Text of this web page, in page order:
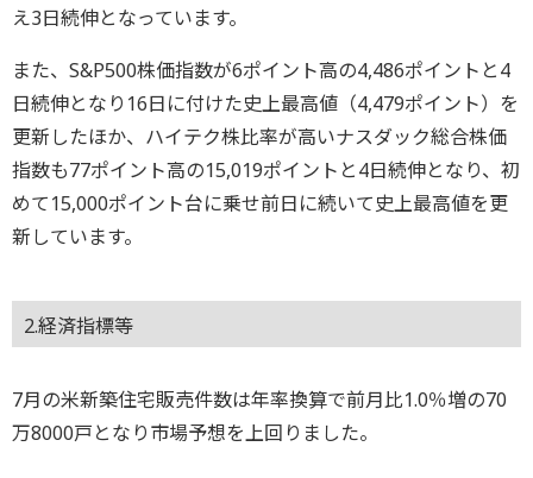
え3日続伸となっています。
また、S&P500株価指数が6ポイント高の4,486ポイントと4
日続伸となり16日に付けた史上最高値（4,479ポイント）を
更新したほか、ハイテク株比率が高いナスダック総合株価
指数も77ポイント高の15,019ポイントと4日続伸となり、初
めて15,000ポイント台に乗せ前日に続いて史上最高値を更
新しています。
2.経済指標等
7月の米新築住宅販売件数は年率換算で前月比1.0％増の70
万8000戸となり市場予想を上回りました。